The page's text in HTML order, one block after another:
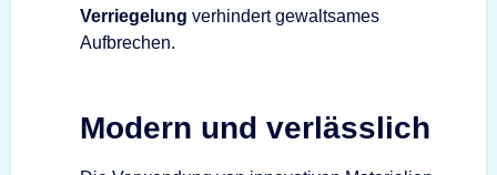
Verriegelung verhindert gewaltsames
Aufbrechen.
Modern und verlässlich